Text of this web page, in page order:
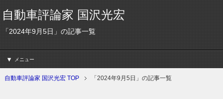
自動車評論家 国沢光宏
「2024年9月5日」の記事一覧
メニュー
自動車評論家 国沢光宏 TOP 「2024年9月5日」の記事一覧